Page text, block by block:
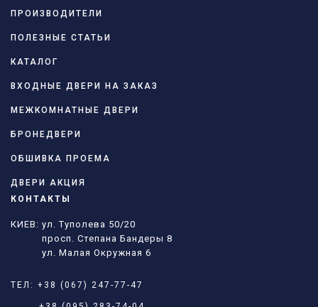
ПРОИЗВОДИТЕЛИ
ПОЛЕЗНЫЕ СТАТЬИ
КАТАЛОГ
ВХОДНЫЕ ДВЕРИ НА ЗАКАЗ
МЕЖКОМНАТНЫЕ ДВЕРИ
БРОНЕДВЕРИ
ОБШИВКА ПРОЕМА
ДВЕРИ АКЦИЯ
КОНТАКТЫ
КИЕВ: ул. Туполева 50/20
просп. Степана Бандеры 8
ул. Малая Окружная 6
ТЕЛ: +38 (067) 247-77-47